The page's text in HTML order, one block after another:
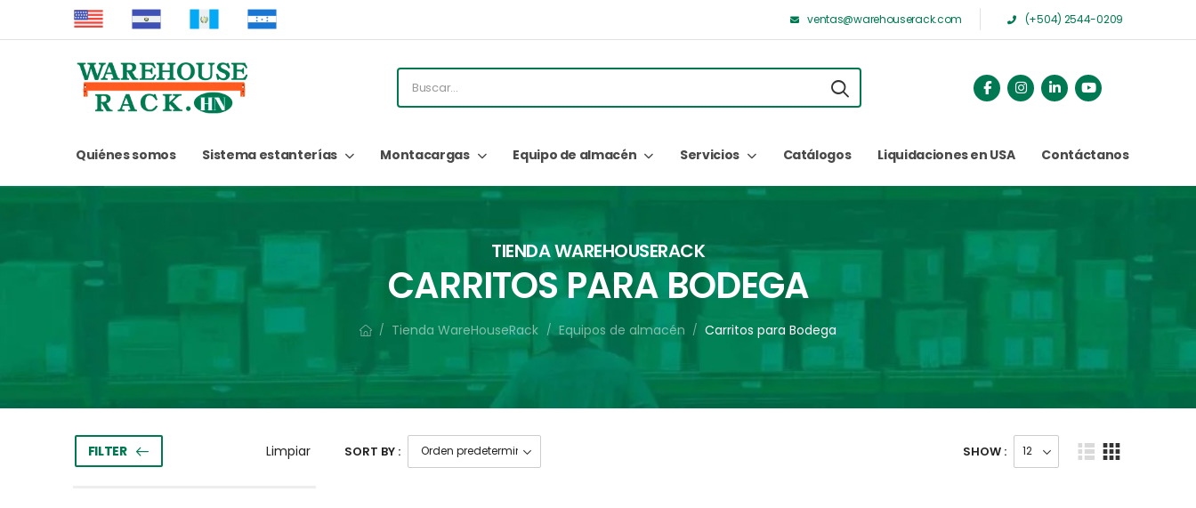
ventas@warehouserack.com (+504) 2544-0209
Quiénes somos Sistema estanterías Montacargas Equipo de almacén Servicios Catálogos Liquidaciones en USA Contáctanos
TIENDA WAREHOUSERACK
CARRITOS PARA BODEGA
/ Tienda WareHouseRack / Equipos de almacén / Carritos para Bodega
FILTER SORT BY : SHOW :